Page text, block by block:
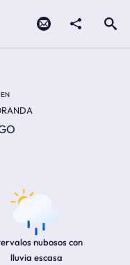
nubosos con
lluvia escasa